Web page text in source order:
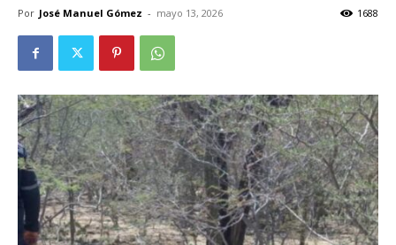
Por José Manuel Gómez - mayo 13, 2026 1688